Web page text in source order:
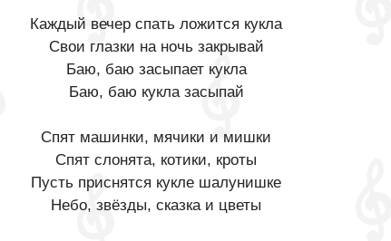
Каждый вечер спать ложится кукла
Свои глазки на ночь закрывай
Баю, баю засыпает кукла
Баю, баю кукла засыпай
Спят машинки, мячики и мишки
Спят слонята, котики, кроты
Пусть приснятся кукле шалунишке
Небо, звёзды, сказка и цветы